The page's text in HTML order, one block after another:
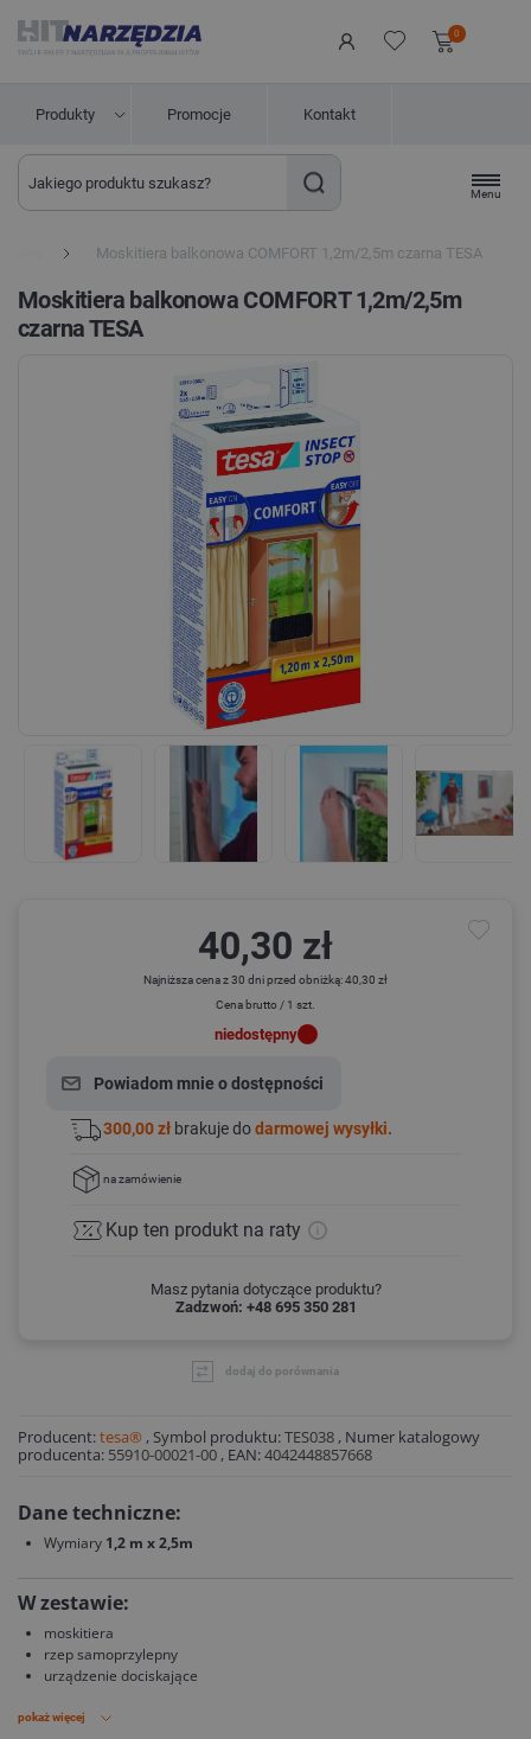
0
Produkty Promocje Kontakt
Menu
Moskitiera balkonowa COMFORT 1,2m/2,5m czarna TESA
Moskitiera balkonowa COMFORT 1,2m/2,5m
czarna TESA
40,30 zł
Najniższa cena z 30 dni przed obniżką: 40,30 zł
Cena brutto / 1 szt.
niedostępny
Powiadom mnie o dostępności
300,00 zł brakuje dodarmowej wysyłki.
na zamówienie
Kup ten produkt na raty
Masz pytania dotyczące produktu?
Zadzwoń: +48 695 350 281
dodaj do porównania
Producent:tesa® , Symbol produktu:TES038 , Numer katalogowy
producenta: 55910-00021-00 , EAN:4042448857668
Dane techniczne:
Wymiary 1,2 m x 2,5m
W zestawie:
moskitiera
rzep samoprzylepny
urządzenie dociskające
pokaż więcej